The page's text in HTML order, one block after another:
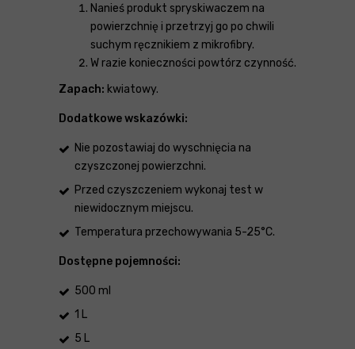
Nanieś produkt spryskiwaczem na
powierzchnię i przetrzyj go po chwili
suchym ręcznikiem z mikrofibry.
W razie konieczności powtórz czynność.
Zapach: kwiatowy.
Dodatkowe wskazówki:
Nie pozostawiaj do wyschnięcia na
czyszczonej powierzchni.
Przed czyszczeniem wykonaj test w
niewidocznym miejscu.
Temperatura przechowywania 5-25°C.
Dostępne pojemności:
500 ml
1 L
5 L